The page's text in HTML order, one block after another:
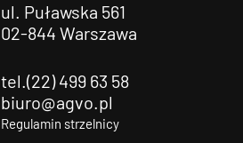
ul. Puławska 561
02-844 Warszawa
tel.(22) 499 63 58
biuro@agvo.pl
Regulamin strzelnicy